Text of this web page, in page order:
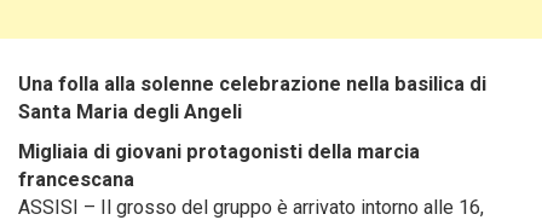
Una folla alla solenne celebrazione nella basilica di
Santa Maria degli Angeli
Migliaia di giovani protagonisti della marcia
francescana
ASSISI – Il grosso del gruppo è arrivato intorno alle 16,